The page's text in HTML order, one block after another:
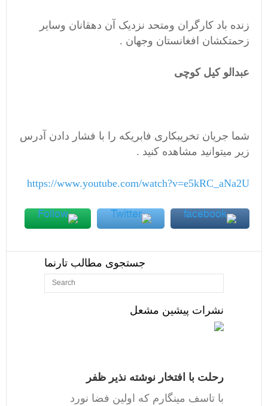
زنده باد کارگران ومتحد نزدیک آن دهقانان وسایر
زحمتکشان افغانستان وجهان .
عبدالو کیل کوچی
شما جریان تخریبکاری فابریکه را با فشار دادن آدرس
زیر میتوانید مشاهده کنید .
https://www.youtube.com/watch?v=e5kRC_aNa2U
جستجوی مطالب تارنما
نشرات پیشین مشعل
رحلت با افتخار نوشته نذیر ظفر
با تاسف مینگارم که اولین فضا نورد